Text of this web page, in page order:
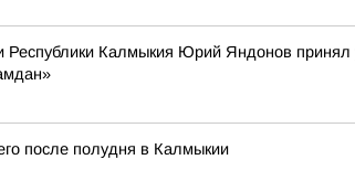
Республики Калмыкия Юрий Яндонов
после полудня в Калмыкии